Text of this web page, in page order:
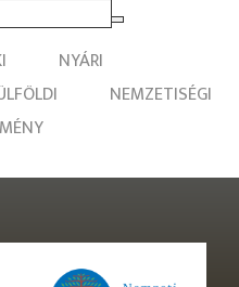
NYÁRI
NEMZETISÉGI